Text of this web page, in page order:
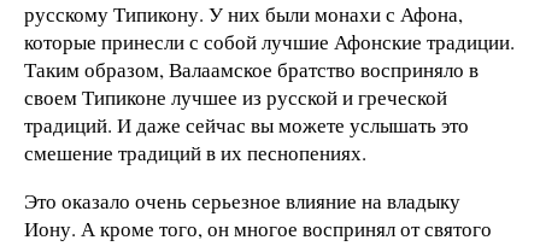
русскому Типикону. У них были монахи с Афона,
которые принесли с собой лучшие Афонские традиции.
Таким образом, Валаамское братство восприняло в
своем Типиконе лучшее из русской и греческой
традиций. И даже сейчас вы можете услышать это
смешение традиций в их песнопениях.
Это оказало очень серьезное влияние на владыку
Иону. А кроме того, он многое воспринял от святого